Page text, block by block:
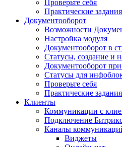
Проверьте себя
Практические задания
Документооборот
Возможности
Настройка модуля
Документооборот в
Статусы, создание и
Документооборот
Статусы для
Проверьте себя
Практические задания
Клиенты
Коммуникации с
Подключение
Каналы
Виджеты